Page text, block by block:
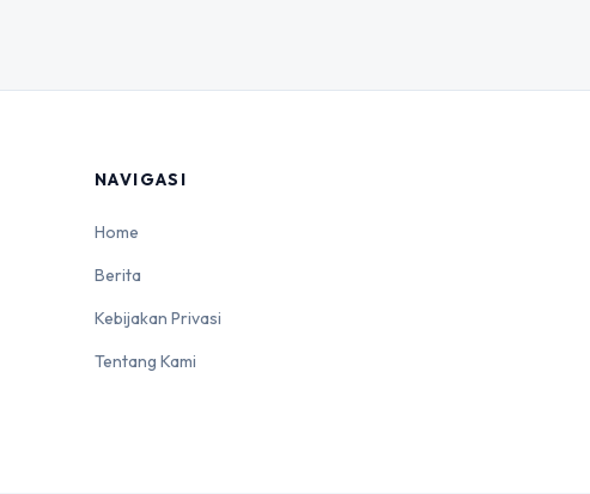
NAVIGASI
Home
Berita
Kebijakan Privasi
Tentang Kami